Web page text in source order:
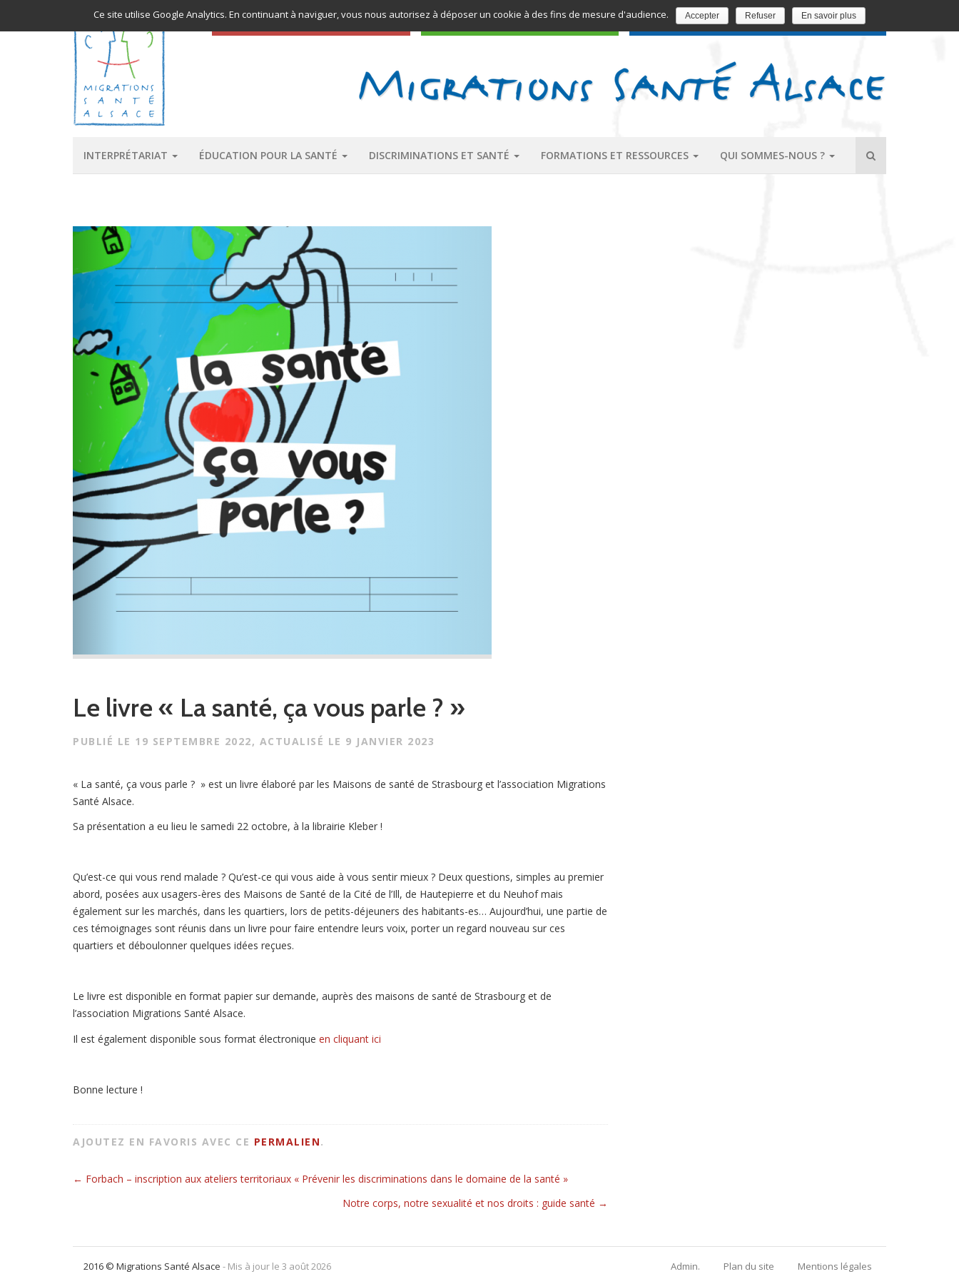
PÔLE RESSOURCES EDUCATION ET PROMOTION DE LA SANTÉ
INTERPRÉTARIAT ÉDUCATION POUR LA SANTÉ DISCRIMINATIONS ET SANTÉ FORMATIONS ET RESSOURCES QUI SOMMES-NOUS ?
Le livre « La santé, ça vous parle ? »
PUBLIÉ LE 19 SEPTEMBRE 2022, ACTUALISÉ LE 9 JANVIER 2023
« La santé, ça vous parle ? » est un livre élaboré par les Maisons de santé de Strasbourg et l’association Migrations
Santé Alsace.
Sa présentation a eu lieu le samedi 22 octobre, à la librairie Kleber !
Qu’est-ce qui vous rend malade ? Qu’est-ce qui vous aide à vous sentir mieux ? Deux questions, simples au premier
abord, posées aux usagers-ères des Maisons de Santé de la Cité de l’Ill, de Hautepierre et du Neuhof mais
également sur les marchés, dans les quartiers, lors de petits-déjeuners des habitants-es… Aujourd’hui, une partie de
ces témoignages sont réunis dans un livre pour faire entendre leurs voix, porter un regard nouveau sur ces
quartiers et déboulonner quelques idées reçues.
Le livre est disponible en format papier sur demande, auprès des maisons de santé de Strasbourg et de
l’association Migrations Santé Alsace.
Il est également disponible sous format électronique en cliquant ici
Bonne lecture !
AJOUTEZ EN FAVORIS AVEC CE PERMALIEN.
Navigation pour les articles
← Forbach – inscription aux ateliers territoriaux « Prévenir les discriminations dans le domaine de la santé »
Notre corps, notre sexualité et nos droits : guide santé →
2016 © Migrations Santé Alsace - Mis à jour le 3 août 2026 Admin. Plan du site Mentions légales
Ce site utilise Google Analytics. En continuant à naviguer, vous nous autorisez à déposer un cookie à des fins de mesure d'audience. Accepter Refuser En savoir plus